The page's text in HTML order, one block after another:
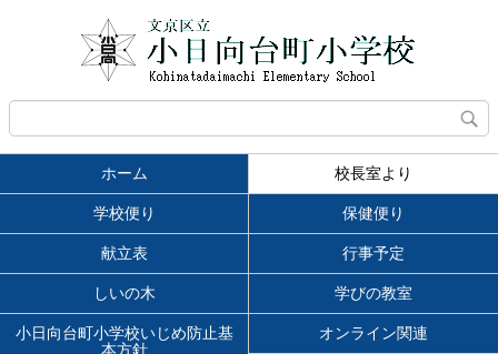
ホーム 校長室より
学校便り 保健便り
献立表 行事予定
しいの木 学びの教室
小日向台町小学校いじめ防止基
本方針
オンライン関連